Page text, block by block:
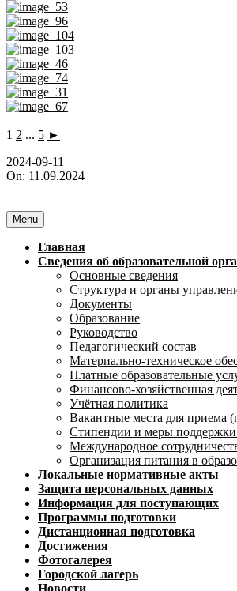
1 2 ... 5 ►
2024-09-11
On: 11.09.2024
Menu
Главная
Сведения об образовательной
Основные сведения
Структура и органы
Документы
Образование
Руководство
Педагогический состав
Материально-техническое
Платные образовательные
Финансово-хозяйственная
Учётная политика
Вакантные места для приема
Стипендии и меры
Международное
Организация питания в
Локальные нормативные акты
Защита персональных данных
Информация для поступающих
Программы подготовки
Дистанционная подготовка
Достижения
Фотогалерея
Городской лагерь